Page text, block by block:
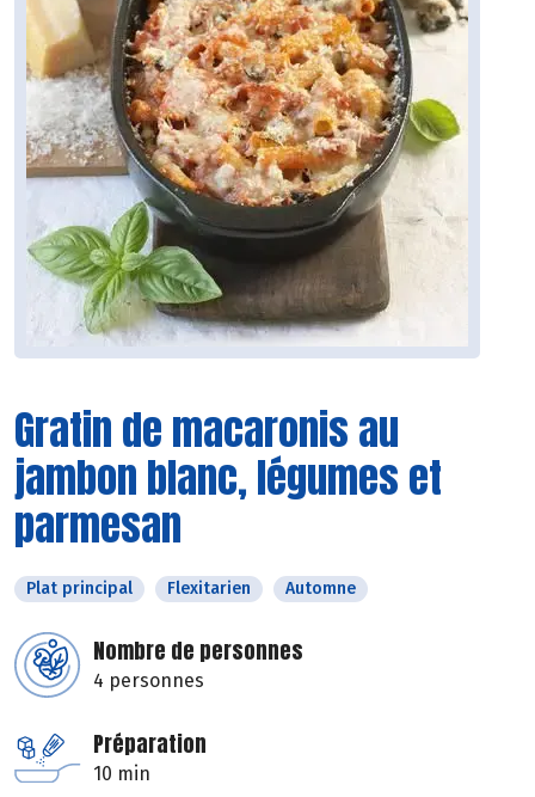
Gratin de macaronis au
jambon blanc, légumes et
parmesan
Plat principal Flexitarien Automne
Nombre de personnes
4 personnes
Préparation
10 min